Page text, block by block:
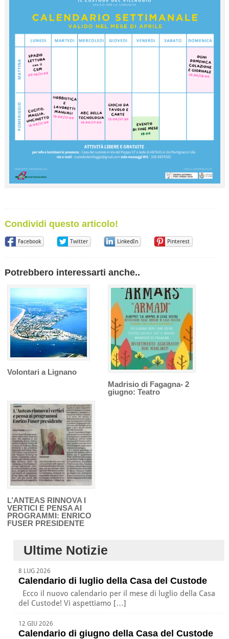
Condividi questo articolo!
Facebook Twitter LinkedIn Pinterest
Potrebbero interessarti anche..
Volontari a Lignano
Madrisio di Fagagna- 2
giugno: Teatro
L’ANTEAS RINNOVA I
VERTICI E PENSA AI
PROGRAMMI: ENRICO
FUSER PRESIDENTE
Ultime Notizie
8 LUG 2026
Calendario di luglio della Casa del Custode
Ecco il nuovo calendario per il mese di luglio della Casa
del Custode! Vi aspettiamo […]
12 GIU 2026
Calendario di giugno della Casa del Custode